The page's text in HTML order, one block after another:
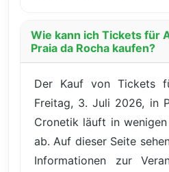
Wie kann ich Tickets für
Praia da Rocha kaufen?
Der Kauf von Tickets
Freitag, 3. Juli 2026, in
Cronetik läuft in
ab. Auf dieser Seite
Informationen zur